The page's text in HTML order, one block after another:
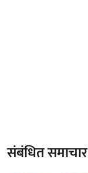
संबंधित समाचार